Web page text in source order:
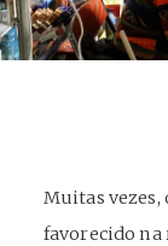
Muitas vezes,
favorecido na